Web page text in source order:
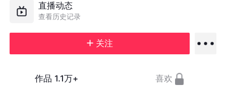
直播动态
查看历史记录
关注
作品 1.1万+ 喜欢